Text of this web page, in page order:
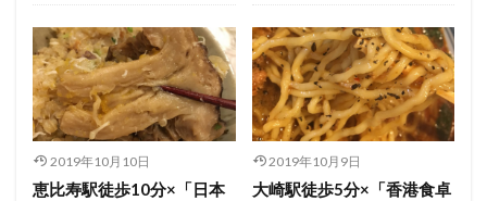
2019年10月10日
恵比寿駅徒歩10分×「日本
2019年10月9日
大崎駅徒歩5分×「香港食卓